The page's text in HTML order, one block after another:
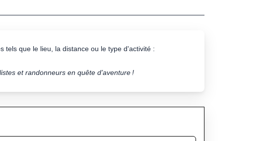
tels que le lieu, la distance ou le type d'activité :
et randonneurs en quête d’aventure !